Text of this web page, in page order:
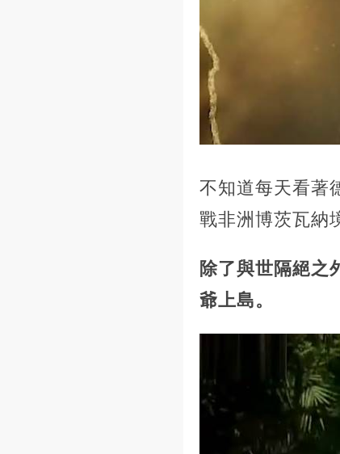
不知道每天看著
戰非洲博茨瓦納
除了與世隔絕之
爺上島。